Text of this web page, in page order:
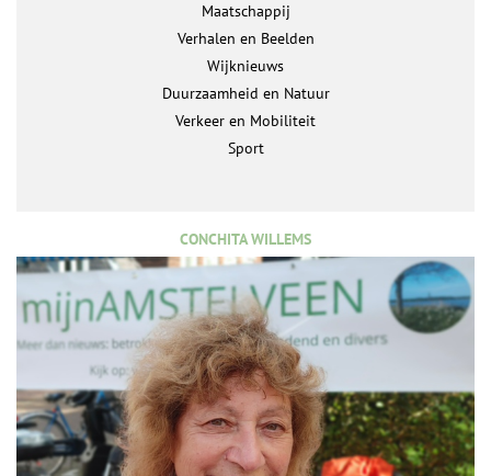
Maatschappij
Verhalen en Beelden
Wijknieuws
Duurzaamheid en Natuur
Verkeer en Mobiliteit
Sport
CONCHITA WILLEMS